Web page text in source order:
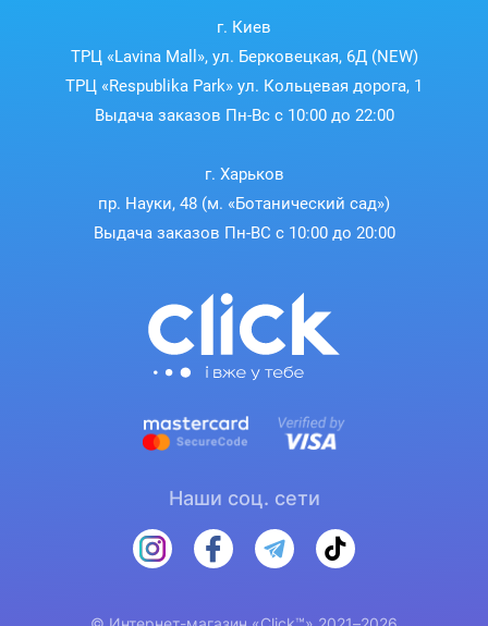
HP EliteBook 840 G5(5FE25PA).
HP EliteBook 745 G6 7JD54PC.
HP EliteBook 846 G5 Healthcare Edition.
HP EliteBook 830 G5-3JW85EA.
HP EliteBook 755 G5 3UN79EA.
HP EliTEBOOK 840 G5 3UW52PC.
HP EliteBook 840 G5(4LH35PA).
HP EliteBook 745 G5(5DK54PA).
HP EliteBook 840 G5-3JX44EA.
HP EliteBook 840 G5(3JX67EA).
HP EliteBook 745 G5(3PK83AW).
HP EliteBook 840 G5(3JZ25AW).
HP EliteBook 830 G5-3JW95EA.
HP EliteBook 840 G5(3ZG48ES).
HP EliteBook 840 G5 i7 8550U/8GB/256GB.
HP EliteBook 840 G5(3TU09PA).
HP EliteBook 745 G6.
HP EliteBook 840 G5-3JX65EA.
г. Киев
ТРЦ «Lavina Mall», ул. Берковецкая, 6Д (NEW)
ТРЦ «Respublika Park» ул. Кольцевая дорога, 1
Выдача заказов Пн-Вс с 10:00 до 22:00
г. Харьков
пр. Науки, 48 (м. «Ботанический сад»)
Выдача заказов Пн-ВС с 10:00 до 20:00
Наши соц. сети